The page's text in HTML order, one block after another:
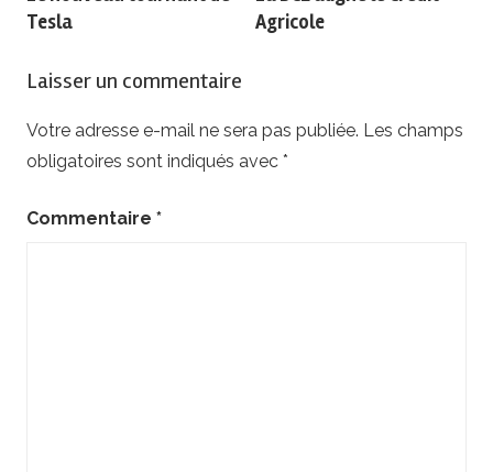
Tesla
Agricole
Laisser un commentaire
Votre adresse e-mail ne sera pas publiée. Les champs
obligatoires sont indiqués avec *
Commentaire *